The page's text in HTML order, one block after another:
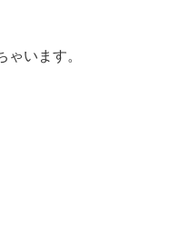
います。